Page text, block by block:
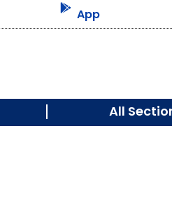
 App
All